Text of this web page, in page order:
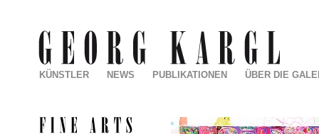
KÜNSTLER NEWS PUBLIKATIONEN ÜBER DIE